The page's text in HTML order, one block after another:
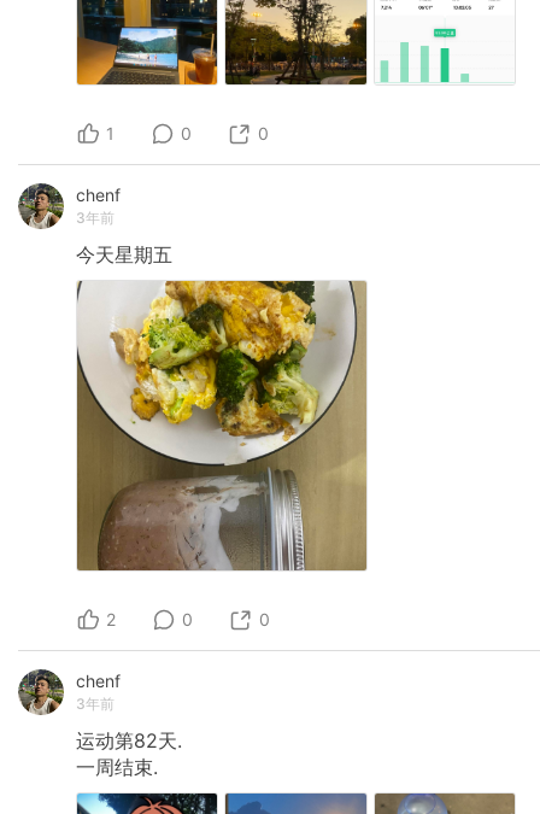
1 0 0
chenf
3年前
今天星期五
2 0 0
chenf
3年前
运动第82天.
一周结束.